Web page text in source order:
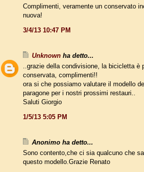
Complimenti, veramente un conservato
nuova!
3/4/13 10:47 PM
Unknown ha detto...
..grazie della condivisione, la bicicletta è
conservata, complimenti!!
ora si che possiamo valutare il modello
paragone per i nostri prossimi restauri..
Saluti Giorgio
1/5/13 5:05 PM
Anonimo ha detto...
Sono contento,che ci sia qualcuno che
questo modello.Grazie Renato